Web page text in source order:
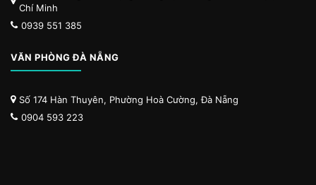
Chí Minh
0939 551 385
VĂN PHÒNG ĐÀ NẴNG
Số 174 Hàn Thuyên, Phường Hoà Cường, Đà Nẵng
0904 593 223